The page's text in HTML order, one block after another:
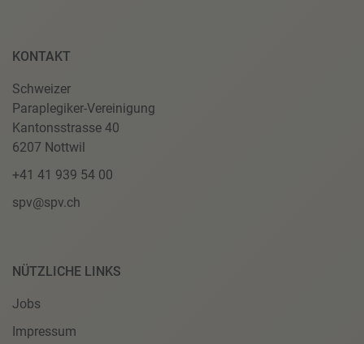
KONTAKT
Schweizer
Paraplegiker-Vereinigung
Kantonsstrasse 40
6207 Nottwil
+41 41 939 54 00
spv@spv.ch
NÜTZLICHE LINKS
Jobs
Impressum